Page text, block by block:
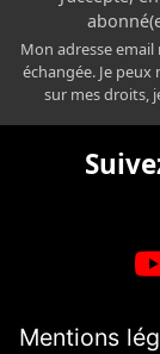
Mon adresse
échangée. Je
sur mes droits,
Mentions